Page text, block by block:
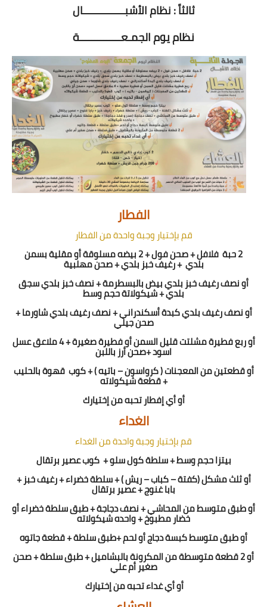
ثالثاً : نظام الأشبــــــــــــــال
نظام يوم الجمـعــــــــــــــة
الفطار
قم بإختيار وجبة واحدة من الفطار
2 حبة
فلافل + صحن فول + 2 بيضه مسلوقة أو مقلية بسمن
بلدي + رغيف خبز بلدي + صحن مهلبية
أو نصف رغيف خبز بلدي بيض بالبسطرمة + نصف خبز بلدي سجق
بلدي + شيكولاتة حجم وسط
أو نصف رغيف بلدي كبدة أسكندراني + نصف رغيف بلدي شاورما +
صحن جيلي
أو ربع فطيرة مشلتت قليل السمن أو فطيرة صغيرة + 4 ملاعق عسل
اسود +صحن أرز باللبن
أو قطعتين من المعجنات ( كرواسون – باتيه ) + كوب قهوة بالحليب
+ قطعة شيكولاته
أوأيإفطار تحبه من إختيارك
الغداء
قم بإختيار وجبة واحدة من الغداء
بيتزا حجم وسط + سلطة كول سلو + كوب عصير برتقال
أو ثلث مشكل (كفتة – كباب – ريش ) + سلطة خضراء + رغيف خبز +
بابا غنوج + عصير برتقال
أو طبق متوسط من المحاشي + نصف دجاجة + طبق سلطة خضراء أو
خضار مطبوخ + واحده شيكولاته
أو طبق متوسط كبسة دجاج أو لحم +طبق سلطة + قطعة جاتوه
أو 2 قطعة متوسطة من المكرونة بالبشاميل + طبق سلطة + صحن
صغير أم علي
أوأيغداءتحبه من إختيارك